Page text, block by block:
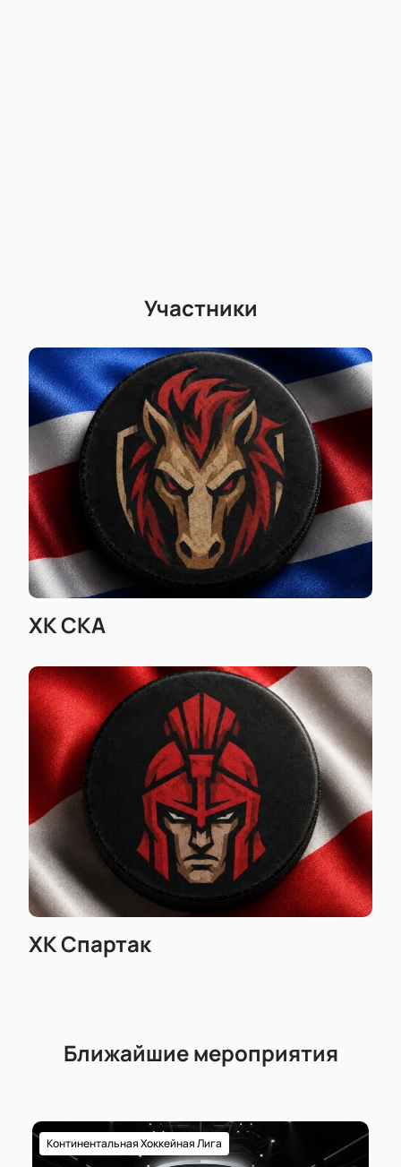
Бронирование билетов онлайн без очередей;
Доступ к ВИП-ложам для особого комфорта;
клиентов;
Быстрый заказ по телефону;
Прозрачная цена билетов — вы сразу видите
стоимость;
Покупка билетов онлайн экономит ваше
время;
Купить билетыможно за несколько минут
без визита в кассу.
Участники
ХК СКА
ХК Спартак
Ближайшие мероприятия
Континентальная Хоккейная Лига